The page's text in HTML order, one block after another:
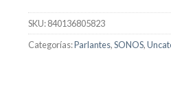
SKU:840136805823
Categorías:Parlantes,SONOS,